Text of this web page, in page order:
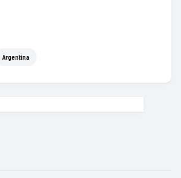
Argentina